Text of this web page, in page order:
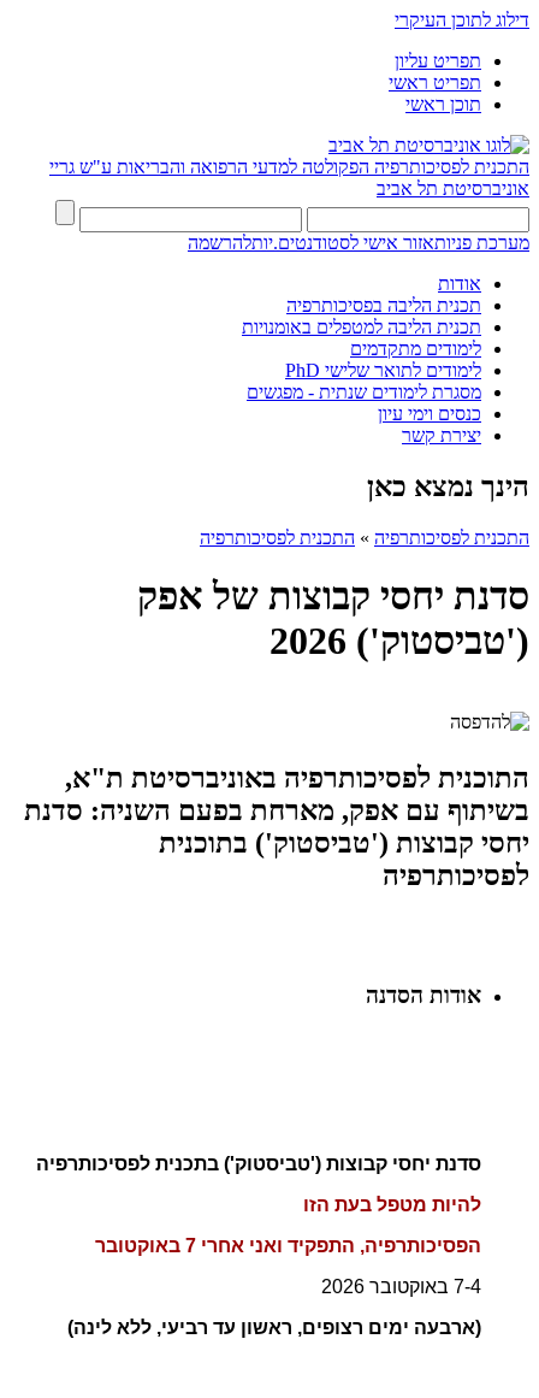
דילוג לתוכן העיקרי
תפריט עליון
תפריט ראשי
תוכן ראשי
התכנית לפסיכותרפיה הפקולטה למדעי הרפואה והבריאות ע"ש גריי
אוניברסיטת תל אביב
מערכת פניותאזור אישי לסטודנטים.יותלהרשמה
אודות
תכנית הליבה בפסיכותרפיה
תכנית הליבה למטפלים באומנויות
לימודים מתקדמים
לימודים לתואר שלישי PhD
מסגרת לימודים שנתית - מפגשים
כנסים וימי עיון
יצירת קשר
הינך נמצא כאן
התכנית לפסיכותרפיה » התכנית לפסיכותרפיה
סדנת יחסי קבוצות של אפק
('טביסטוק') 2026
התוכנית לפסיכותרפיה באוניברסיטת ת"א,
בשיתוף עם אפק, מארחת בפעם השניה: סדנת
יחסי קבוצות ('טביסטוק') בתוכנית
לפסיכותרפיה
אודות הסדנה
סדנת יחסי קבוצות ('טביסטוק') בתכנית לפסיכותרפיה
להיות מטפל בעת הזו
הפסיכותרפיה, התפקיד ואני אחרי 7 באוקטובר
7-4 באוקטובר 2026
(ארבעה ימים רצופים, ראשון עד רביעי, ללא לינה)